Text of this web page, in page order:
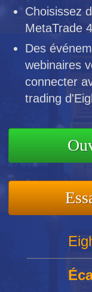
Choisissez
MetaTrade
Des
webinaires
connecter
trading